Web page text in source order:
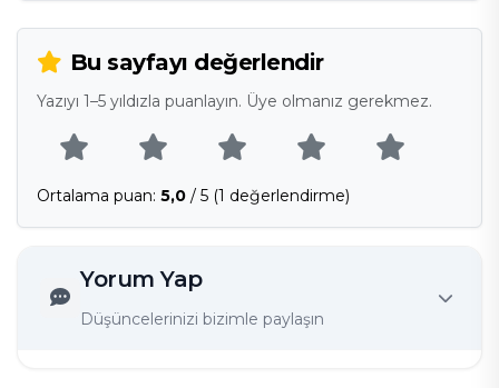
Bu sayfayı değerlendir
Yazıyı 1–5 yıldızla puanlayın. Üye olmanız gerekmez.
Ortalama puan: 5,0/ 5 (1 değerlendirme)
Yorum Yap
Düşüncelerinizi bizimle paylaşın